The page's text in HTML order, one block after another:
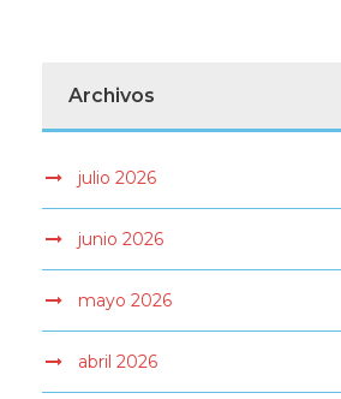
Archivos
julio 2026
junio 2026
mayo 2026
abril 2026